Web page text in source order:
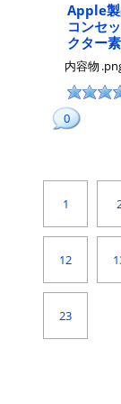
Apple製
コンセ
クター
内容物
0
1
12
23